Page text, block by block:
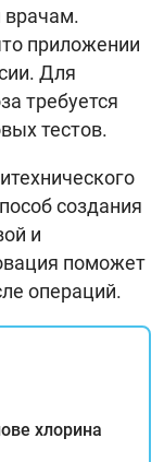
врачам.
приложении
Для
требуется
тестов.
создания
и
поможет
операций.
хлорина